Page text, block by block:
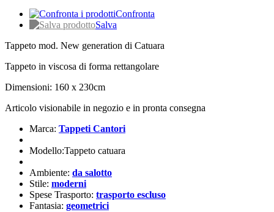
Confronta
Salva
Tappeto mod. New generation di Catuara
Tappeto in viscosa di forma rettangolare
Dimensioni: 160 x 230cm
Articolo visionabile in negozio e in pronta consegna
Marca: Tappeti Cantori
Modello:Tappeto catuara
Ambiente: da salotto
Stile: moderni
Spese Trasporto: trasporto escluso
Fantasia: geometrici